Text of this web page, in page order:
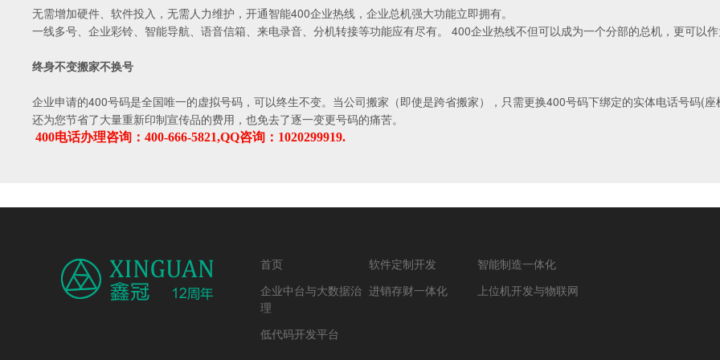
无需增加硬件、软件投入，无需人力维护，开通智能400企业热线，企业总机强大功能立即拥有。
一线多号、企业彩铃、智能导航、语音信箱、来电录音、分机转接等功能应有尽有。 400企业热线不但可以成为一个分部的总机，更可以
终身不变搬家不换号
企业申请的400号码是全国唯一的虚拟号码，可以终生不变。当公司搬家（即使是跨省搬家），只需更换400号码下绑定的实体电话号码(
还为您节省了大量重新印制宣传品的费用，也免去了逐一变更号码的痛苦。
400电话办理咨询：400-666-5821,QQ咨询 ： 1020299919.
首页
企业中台与大数据治
理
低代码开发平台
软件定制开发
进销存财一体化
智能制造一体化
上位机开发与物联网